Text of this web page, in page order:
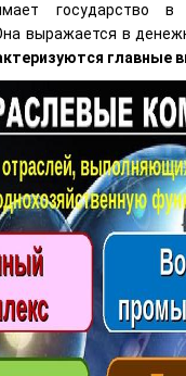
государство в
выражается в
главные